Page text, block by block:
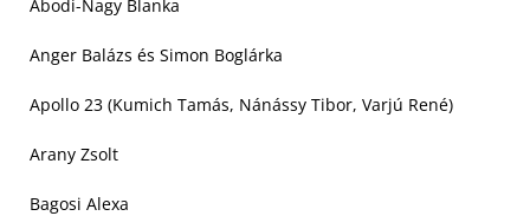
Abodi-Nagy Blanka
Anger Balázs és Simon Boglárka
Apollo 23 (Kumich Tamás, Nánássy Tibor, Varjú René)
Arany Zsolt
Bagosi Alexa